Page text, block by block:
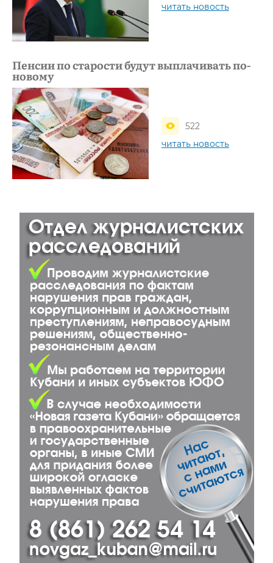
читать новость
Пенсии по старости будут выплачивать по-
новому
522
читать новость